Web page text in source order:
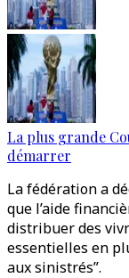
La plus grande
démarrer
La fédération a
que l’aide
distribuer des
essentielles en
aux sinistrés”.